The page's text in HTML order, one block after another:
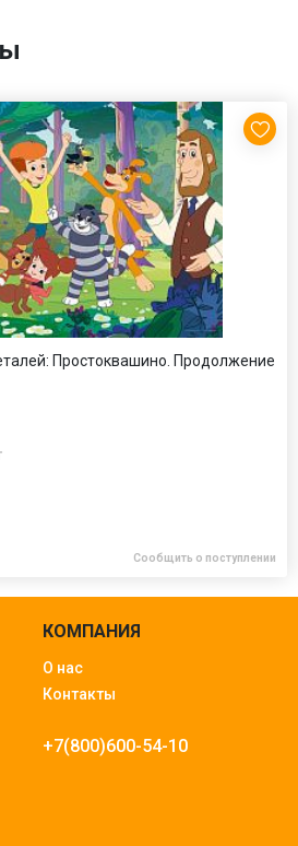
Простоквашино. Продолжение
Сообщить о поступлении
КОМПАНИЯ
О нас
Контакты
+7(800)600-54-10